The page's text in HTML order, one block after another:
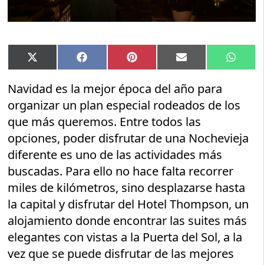
Compartir
en
X
(Twitter)
Compartir
en
Facebook Compartir
en
Pinterest Compartir
en
Email
en
Navidad es la mejor época del año para
organizar un plan especial rodeados de los
que más queremos. Entre todos las
opciones, poder disfrutar de una Nochevieja
diferente es uno de las actividades más
buscadas. Para ello no hace falta recorrer
miles de kilómetros, sino desplazarse hasta
la capital y disfrutar del Hotel Thompson, un
alojamiento donde encontrar las suites más
elegantes con vistas a la Puerta del Sol, a la
vez que se puede disfrutar de las mejores